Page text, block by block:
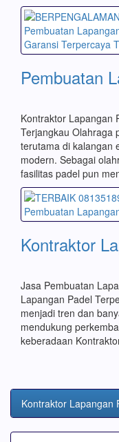
Pembuatan
Kontraktor Lapangan
Terjangkau Olahraga
terutama di kalangan
modern. Sebagai
fasilitas padel pun
Kontraktor
Jasa Pembuatan
Lapangan Padel
menjadi tren dan
mendukung
keberadaan
Kontraktor Lapangan